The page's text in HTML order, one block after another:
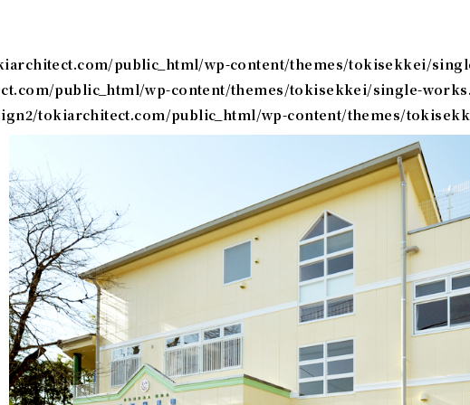
public_html/wp-content/themes/tokisekkei/
public_html/wp-content/themes/tokisekkei/single-
tokiarchitect.com/public_html/wp-content/themes/